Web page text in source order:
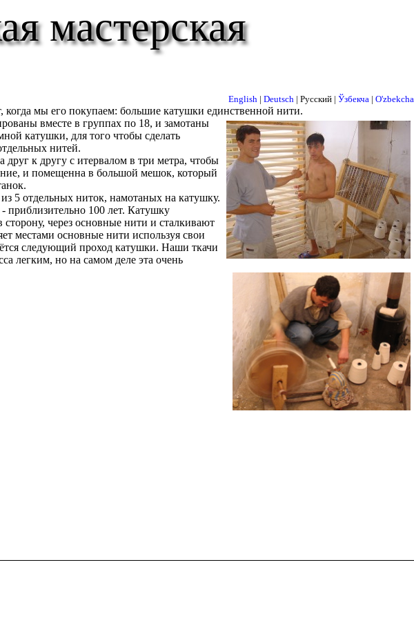
мастерская
English | Deutsch | Русский | Ўзбекча | O'zbekcha
когда мы его покупаем: большие катушки единственной нити.
вместе в группах по 18, и замотаны
катушки, для того чтобы сделать
нитей.
друг к другу с итервалом в три метра, чтобы
и помещенна в большой мешок, который
5 отдельных ниток, намотаных на катушку.
100 лет. Катушку
через основные нити и сталкивают
местами основные нити используя свои
следующий проход катушки. Наши ткачи
легким, но на самом деле эта очень